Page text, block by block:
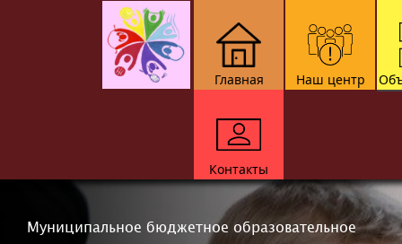
Главная Наш центр
Контакты
Муниципальное бюджетное образовательное